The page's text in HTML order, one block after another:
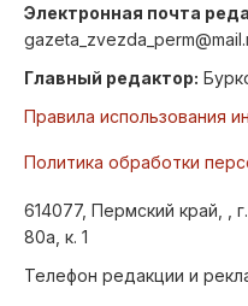
Электронная почта
Главный редактор:
Правила использования
Политика обработки
614077, Пермский край, ,
80а, к. 1
Телефон редакции и